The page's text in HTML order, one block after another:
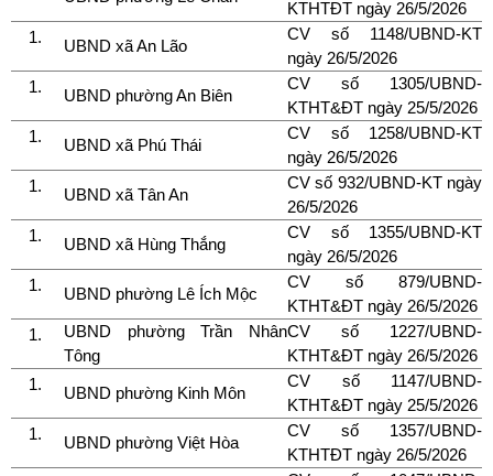
KTHTĐT ngày 26/5/2026
UBND xã An Lão
CV số 1148/UBND-KT
ngày 26/5/2026
UBND phường An Biên
CV số 1305/UBND-
KTHT&ĐT ngày 25/5/2026
UBND xã Phú Thái
CV số 1258/UBND-KT
ngày 26/5/2026
UBND xã Tân An
CV số 932/UBND-KT ngày
26/5/2026
UBND xã Hùng Thắng
CV số 1355/UBND-KT
ngày 26/5/2026
UBND phường Lê Ích Mộc
CV số 879/UBND-
KTHT&ĐT ngày 26/5/2026
UBND phường Trần Nhân
Tông
CV số 1227/UBND-
KTHT&ĐT ngày 26/5/2026
UBND phường Kinh Môn
CV số 1147/UBND-
KTHT&ĐT ngày 25/5/2026
UBND phường Việt Hòa
CV số 1357/UBND-
KTHTĐT ngày 26/5/2026